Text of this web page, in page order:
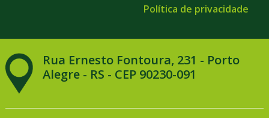
Política de privacidade
Rua Ernesto Fontoura, 231 - Porto
Alegre - RS - CEP 90230-091